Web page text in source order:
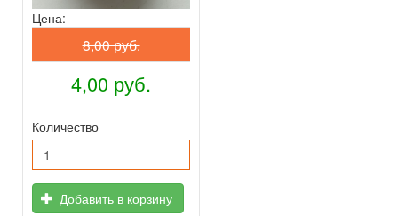
Цена:
8,00 руб.
4,00 руб.
Количество
Добавить в корзину